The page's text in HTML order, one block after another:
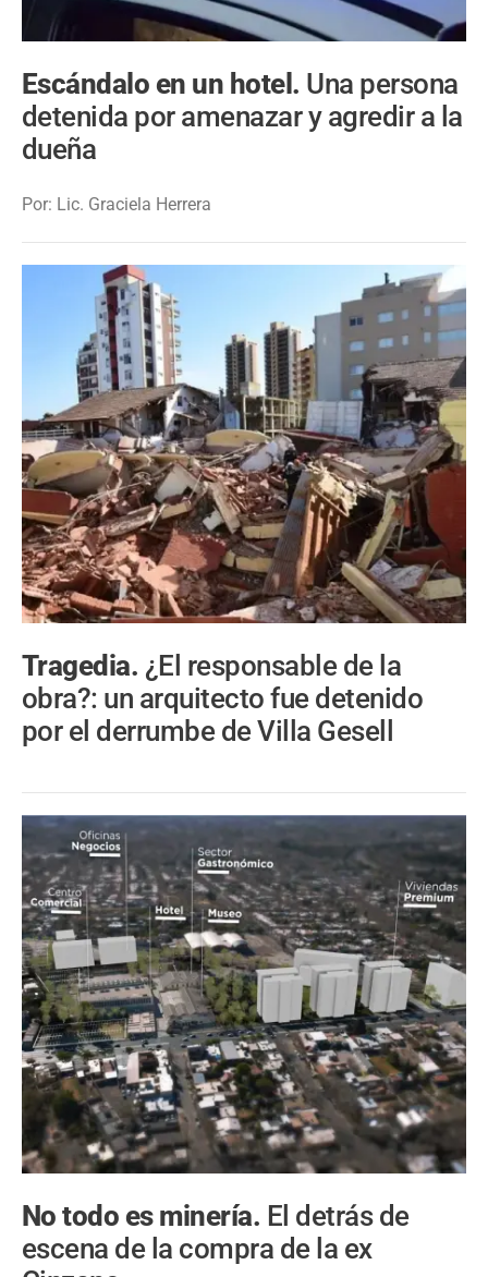
Escándalo en un hotel. Una persona
detenida por amenazar y agredir a la
dueña
Por: Lic. Graciela Herrera
Tragedia. ¿El responsable de la
obra?: un arquitecto fue detenido
por el derrumbe de Villa Gesell
No todo es minería. El detrás de
escena de la compra de la ex